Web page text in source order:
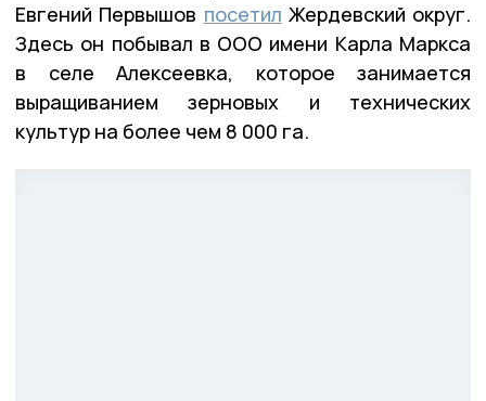
Евгений Первышов посетил Жердевский округ.
Здесь он побывал в ООО имени Карла Маркса
в селе Алексеевка, которое занимается
выращиванием зерновых и технических
культур на более чем 8 000 га.